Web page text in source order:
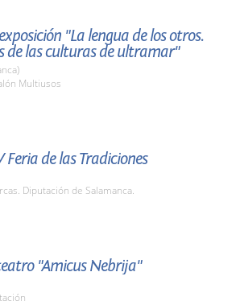
"La lengua de los otros.
de las culturas de ultramar"
Multiusos
Feria de las Tradiciones
Diputación de Salamanca.
"Amicus Nebrija"